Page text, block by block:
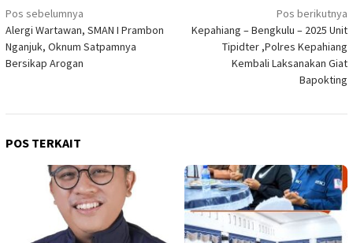
Navigasi
pos
Pos sebelumnya
Alergi Wartawan, SMAN I Prambon
Nganjuk, Oknum Satpamnya
Bersikap Arogan
Pos berikutnya
Kepahiang – Bengkulu – 2025 Unit
Tipidter ,Polres Kepahiang
Kembali Laksanakan Giat
Bapokting
POS TERKAIT